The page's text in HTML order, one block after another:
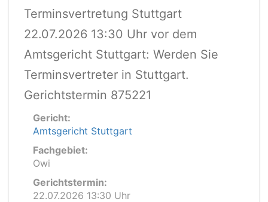
Terminsvertretung Stuttgart
22.07.2026 13:30 Uhr vor dem
Amtsgericht Stuttgart: Werden Sie
Terminsvertreter in Stuttgart.
Gerichtstermin 875221
Gericht:
Amtsgericht Stuttgart
Fachgebiet:
Owi
Gerichtstermin:
22.07.2026 13:30 Uhr